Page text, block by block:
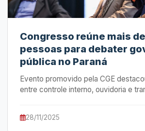
Congresso reúne mais
pessoas para debater
pública no Paraná
Evento promovido pela CGE
entre controle interno, ouvidoria e
28/11/2025